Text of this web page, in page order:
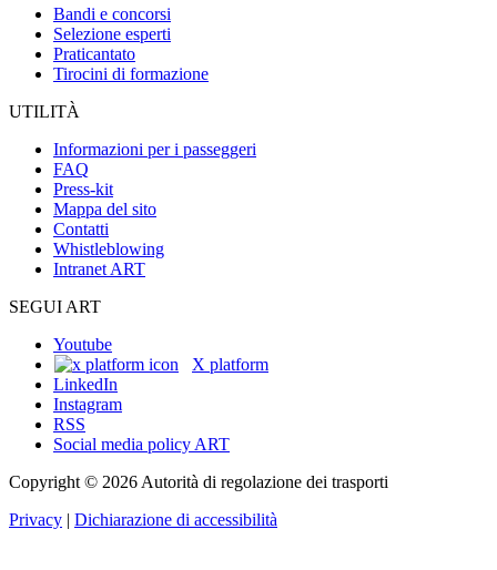
Bandi e concorsi
Selezione esperti
Praticantato
Tirocini di formazione
UTILITÀ
Informazioni per i passeggeri
FAQ
Press-kit
Mappa del sito
Contatti
Whistleblowing
Intranet ART
SEGUI ART
Youtube
X platform
LinkedIn
Instagram
RSS
Social media policy ART
Copyright © 2026 Autorità di regolazione dei trasporti
Privacy | Dichiarazione di accessibilità